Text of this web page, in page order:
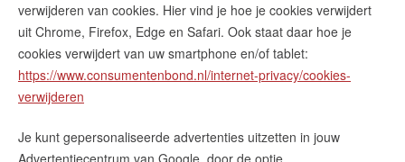
verwijderen van cookies. Hier vind je hoe je cookies verwijdert
uit Chrome, Firefox, Edge en Safari. Ook staat daar hoe je
cookies verwijdert van uw smartphone en/of tablet:
https://www.consumentenbond.nl/internet-privacy/cookies-
verwijderen
Je kunt gepersonaliseerde advertenties uitzetten in jouw
Advertentiecentrum van Google, door de optie